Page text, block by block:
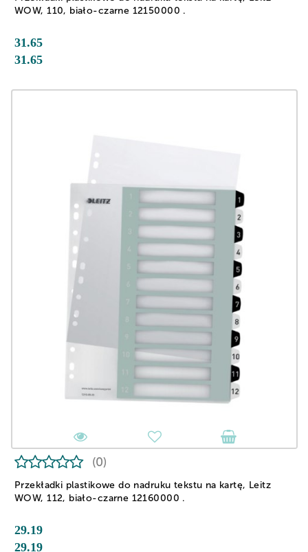
WOW, 110, biało-czarne 12150000 .
31.65
31.65
Przekładki plastikowe do nadruku tekstu na kartę, Leitz
WOW, 112, biało-czarne 12160000 .
(0)
29.19
29.19